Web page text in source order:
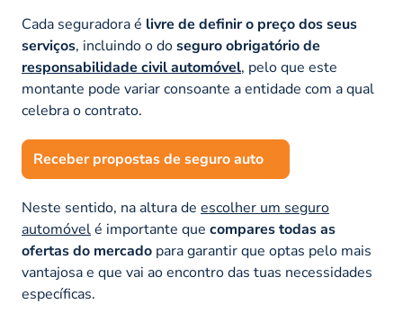
Cada seguradora é livre de definir o preço dos seus
serviços, incluindo o doseguro obrigatório de
responsabilidade civil automóvel, pelo que este
montante pode variar consoante a entidade com a qual
celebra o contrato.
Receber propostas de seguro auto
Neste sentido, na altura de escolher um seguro
automóvelé importante que compares todas as
ofertas do mercado para garantir que optas pelo mais
vantajosa e que vai ao encontro das tuas necessidades
específicas.